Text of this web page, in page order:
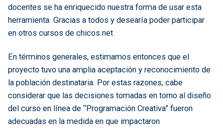
docentes se ha enriquecido nuestra forma de usar esta
herramienta. Gracias a todos y desearía poder participar
en otros cursos de chicos.net
En términos generales, estimamos entonces que el
proyecto tuvo una amplia aceptación y reconocimiento de
la población destinataria. Por estas razones, cabe
considerar que las decisiones tomadas en torno al diseño
del curso en línea de “Programación Creativa” fueron
adecuadas en la medida en que impactaron